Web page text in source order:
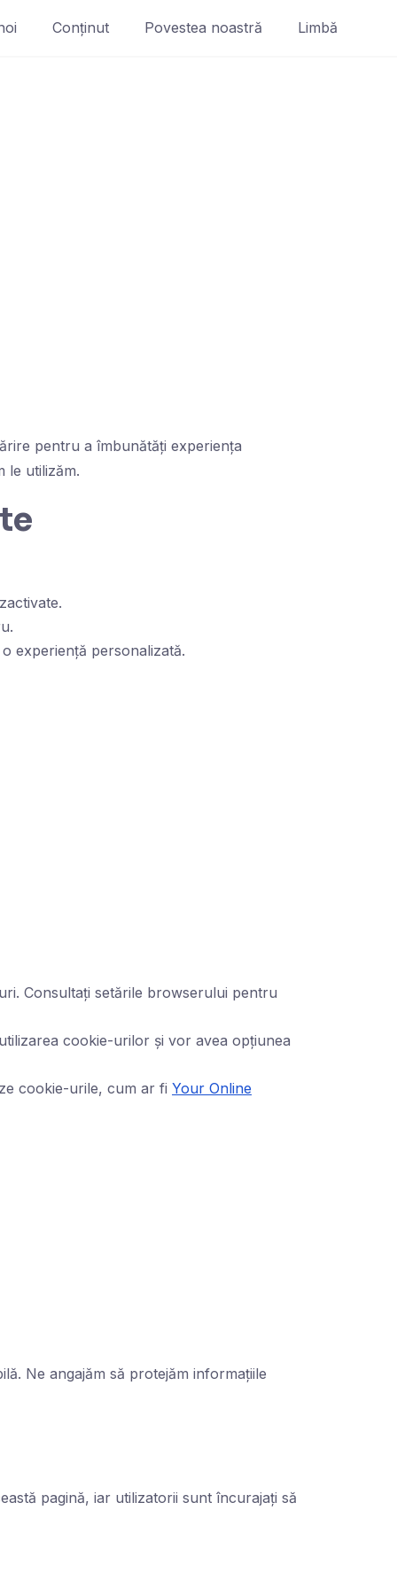
Conținut Povestea noastră Limbă
pentru a îmbunătăți experiența
le utilizăm.
experiență personalizată.
Consultați setările browserului pentru
cookie-urilor și vor avea opțiunea
cookie-urile, cum ar fi Your Online
Ne angajăm să protejăm informațiile
pagină, iar utilizatorii sunt încurajați să